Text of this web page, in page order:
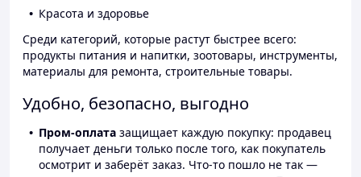
Красота и здоровье
Среди категорий, которые растут быстрее всего:
продукты питания и напитки, зоотовары, инструменты,
материалы для ремонта, строительные товары.
Удобно, безопасно, выгодно
Пром-оплата защищает каждую покупку: продавец
получает деньги только после того, как покупатель
осмотрит и заберёт заказ. Что-то пошло не так —